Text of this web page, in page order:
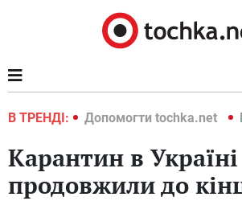
В ТРЕНДІ:
2022 Допомогти tochka.net
Карантин в Україні
продовжили до